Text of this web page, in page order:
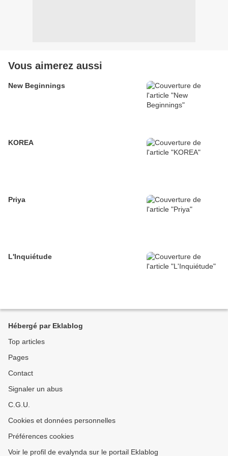
Vous aimerez aussi
New Beginnings
KOREA
Priya
L'Inquiétude
Hébergé par Eklablog
Top articles
Pages
Contact
Signaler un abus
C.G.U.
Cookies et données personnelles
Préférences cookies
Voir le profil de evalynda sur le portail Eklablog